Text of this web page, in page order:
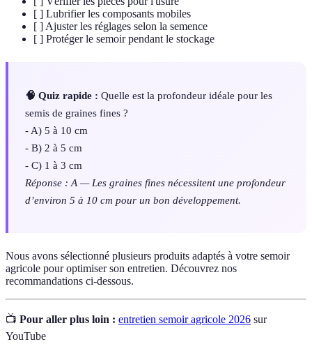
[ ] Lubrifier les composants mobiles
[ ] Ajuster les réglages selon la semence
[ ] Protéger le semoir pendant le stockage
🧠 Quiz rapide : Quelle est la profondeur idéale pour les
semis de graines fines ?
- A) 5 à 10 cm
- B) 2 à 5 cm
- C) 1 à 3 cm
Réponse : A — Les graines fines nécessitent une profondeur
d’environ 5 à 10 cm pour un bon développement.
Nous avons sélectionné plusieurs produits adaptés à votre semoir
agricole pour optimiser son entretien. Découvrez nos
recommandations ci-dessous.
📺 Pour aller plus loin : entretien semoir agricole 2026 sur
YouTube